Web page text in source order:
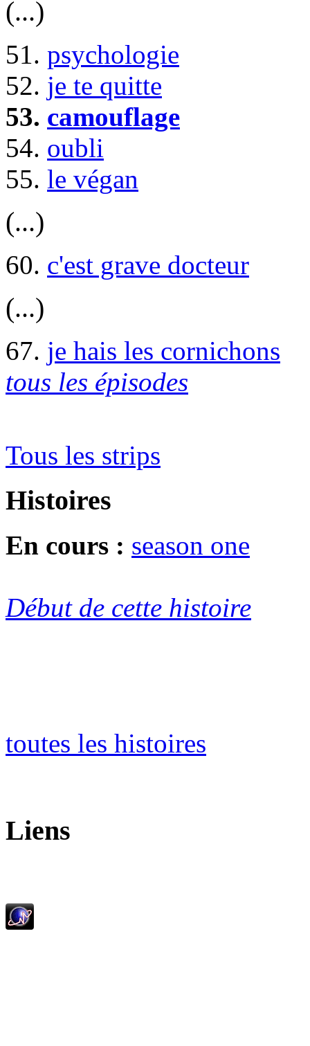
(...)
51. psychologie
52. je te quitte
53. camouflage
54. oubli
55. le végan
(...)
60. c'est grave docteur
(...)
67. je hais les cornichons
tous les épisodes
Tous les strips
Histoires
En cours : season one
Début de cette histoire
toutes les histoires
Liens